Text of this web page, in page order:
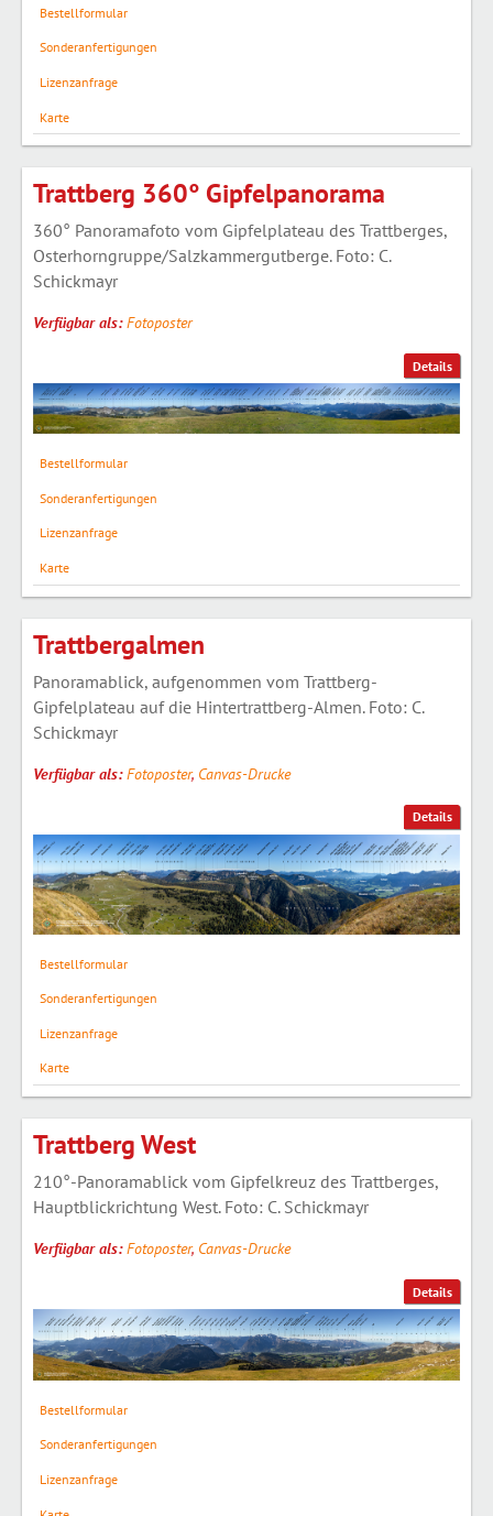
Bestellformular
Sonderanfertigungen
Lizenzanfrage
Karte
Details
Trattberg 360° Gipfelpanorama
360° Panoramafoto vom Gipfelplateau des Trattberges,
Osterhorngruppe/Salzkammergutberge. Foto: C.
Schickmayr
Verfügbar als:Fotoposter
Bestellformular
Sonderanfertigungen
Lizenzanfrage
Karte
Details
Trattbergalmen
Panoramablick, aufgenommen vom Trattberg-
Gipfelplateau auf die Hintertrattberg-Almen. Foto: C.
Schickmayr
Verfügbar als:Fotoposter, Canvas-Drucke
Bestellformular
Sonderanfertigungen
Lizenzanfrage
Karte
Details
Trattberg West
210°-Panoramablick vom Gipfelkreuz des Trattberges,
Hauptblickrichtung West. Foto: C. Schickmayr
Verfügbar als:Fotoposter, Canvas-Drucke
Bestellformular
Sonderanfertigungen
Lizenzanfrage